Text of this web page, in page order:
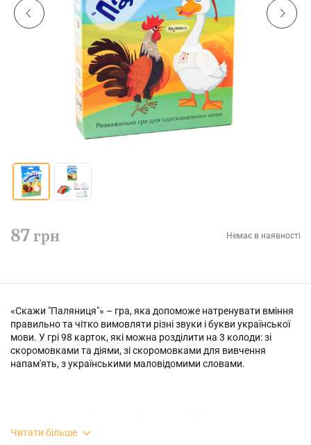
87 грн Немає в наявності
«Скажи "Паляниця"» – гра, яка допоможе натренувати вміння
правильно та чітко вимовляти різні звуки і букви української
мови. У грі 98 карток, які можна розділити на 3 колоди: зі
скоромовками та діями, зі скоромовками для вивчення
напам'ять, з українськими маловідомими словами.
правильно якомога більше завдань та заробити таким чином
Читати більше